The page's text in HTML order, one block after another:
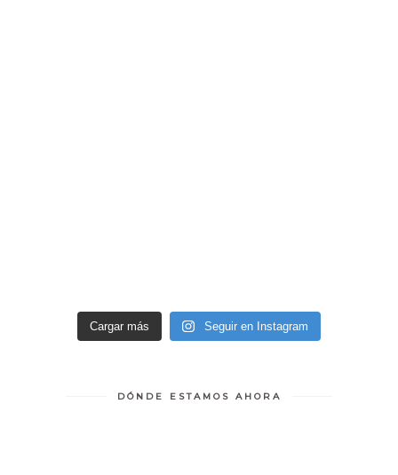
Cargar más Seguir en Instagram
DÓNDE ESTAMOS AHORA